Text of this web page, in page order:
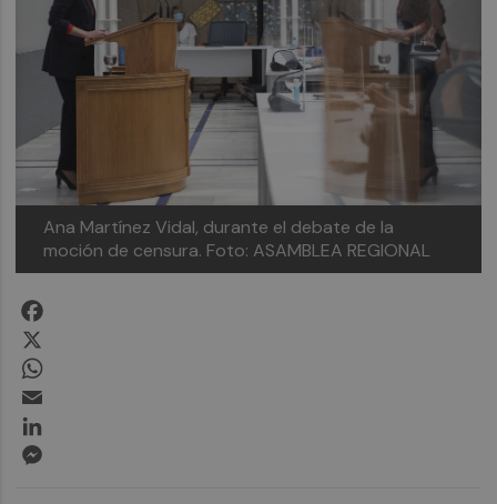
Ana Martínez Vidal, durante el debate de la
moción de censura. Foto: ASAMBLEA REGIONAL